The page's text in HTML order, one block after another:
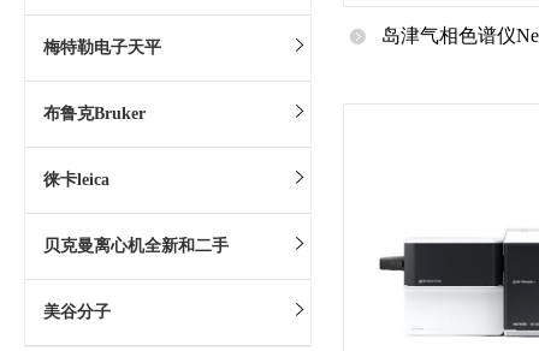
岛津气相色谱仪
梅特勒电子天平
布鲁克Bruker
徕卡‌leica
贝克曼离心机全新和二手
美谷分子